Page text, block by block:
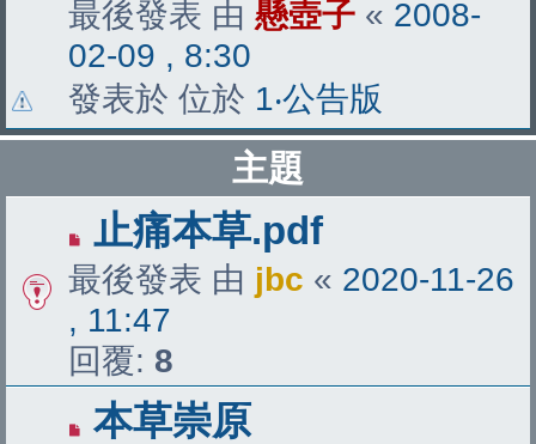
最後發表 由 懸壺子 « 2008-
02-09 , 8:30
發表於 位於 1‧公告版
主題
止痛本草.pdf
最後發表 由 jbc « 2020-11-26
, 11:47
回覆: 8
本草崇原